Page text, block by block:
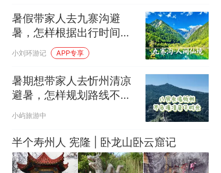
暑假带家人去九寨沟避
暑，怎样根据出行时间与
预算精准定行程+FAQ
小刘环游记 APP专享
暑期想带家人去忻州清凉
避暑，怎样规划路线不扎
堆？
小屿旅游中
半个寿州人 宪隆 | 卧龙山卧云窟记